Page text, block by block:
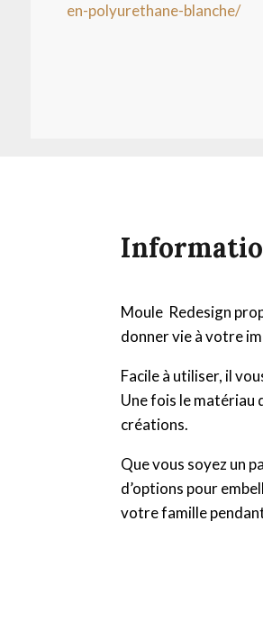
en-polyurethane-blanche/
Moule Redesign
donner vie à votre
Facile à utiliser, il
Une fois le matériau
créations.
Que vous soyez un
d’options pour
votre famille